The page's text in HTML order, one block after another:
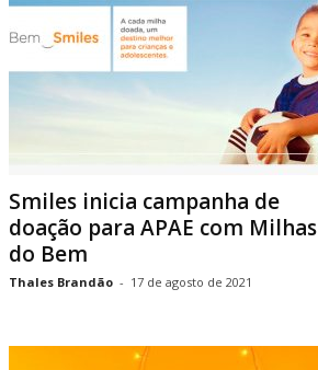
Smiles inicia campanha de
doação para APAE com Milhas
do Bem
Thales Brandão - 17 de agosto de 2021